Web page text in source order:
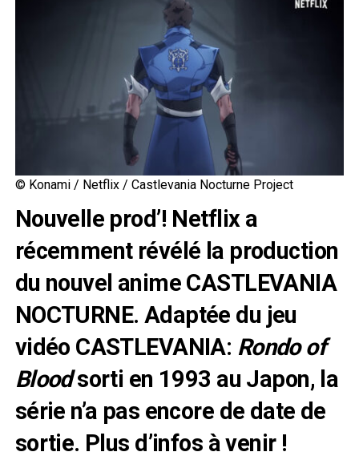
© Konami / Netflix / Castlevania Nocturne Project
Nouvelle prod’! Netflix a
récemment révélé la production
du nouvel anime CASTLEVANIA
NOCTURNE. Adaptée du jeu
vidéo CASTLEVANIA: Rondo of
Bloodsorti en 1993 au Japon, la
série n’a pas encore de date de
sortie. Plus d’infos à venir !